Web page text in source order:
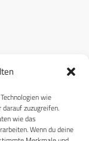
wie
zuzugreifen.
wie das
Wenn du deine